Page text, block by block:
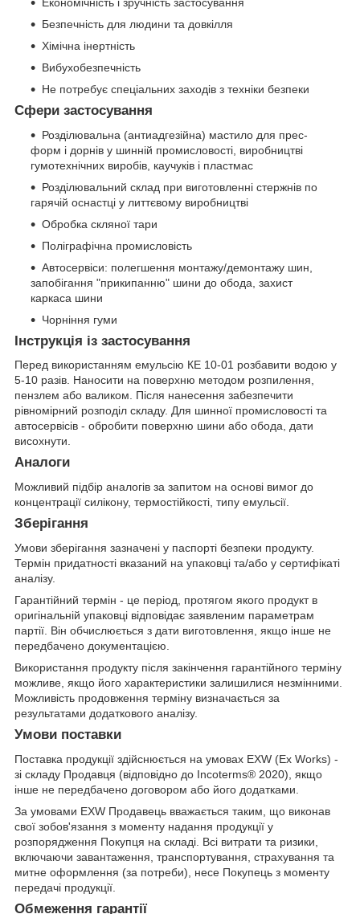
Безпечність для людини та довкілля
Хімічна інертність
Вибухобезпечність
Не потребує спеціальних заходів з техніки безпеки
Сфери застосування
Розділювальна (антиадгезійна) мастило для прес-
форм і дорнів у шинній промисловості, виробництві
гумотехнічних виробів, каучуків і пластмас
Розділювальний склад при виготовленні стержнів по
гарячій оснастці у литтєвому виробництві
Обробка скляної тари
Поліграфічна промисловість
Автосервіси: полегшення монтажу/демонтажу шин,
запобігання "прикипанню" шини до обода, захист
каркаса шини
Чорніння гуми
Інструкція із застосування
Перед використанням емульсію КЕ 10-01 розбавити водою у
5-10 разів. Наносити на поверхню методом розпилення,
пензлем або валиком. Після нанесення забезпечити
рівномірний розподіл складу. Для шинної промисловості та
автосервісів - обробити поверхню шини або обода, дати
висохнути.
Аналоги
Можливий підбір аналогів за запитом на основі вимог до
концентрації силікону, термостійкості, типу емульсії.
Зберігання
Умови зберігання зазначені у паспорті безпеки продукту.
Термін придатності вказаний на упаковці та/або у сертифікаті
аналізу.
Гарантійний термін - це період, протягом якого продукт в
оригінальній упаковці відповідає заявленим параметрам
партії. Він обчислюється з дати виготовлення, якщо інше не
передбачено документацією.
Використання продукту після закінчення гарантійного терміну
можливе, якщо його характеристики залишилися незмінними.
Можливість продовження терміну визначається за
результатами додаткового аналізу.
Умови поставки
Поставка продукції здійснюється на умовах EXW (Ex Works) -
зі складу Продавця (відповідно до Incoterms® 2020), якщо
інше не передбачено договором або його додатками.
За умовами EXW Продавець вважається таким, що виконав
свої зобов'язання з моменту надання продукції у
розпорядження Покупця на складі. Всі витрати та ризики,
включаючи завантаження, транспортування, страхування та
митне оформлення (за потреби), несе Покупець з моменту
передачі продукції.
Обмеження гарантії